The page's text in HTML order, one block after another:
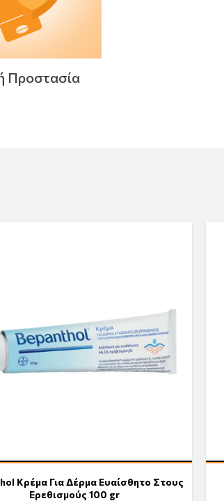
Προστασία
Κρέμα Για Δέρμα Ευαίσθητο Στους
Ερεθισμούς 100 gr